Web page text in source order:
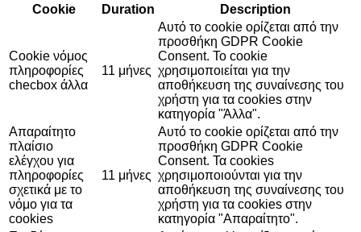
Cookie
Duration Description
Cookie νόμος
πληροφορίες
checbox άλλα
11 μήνες
Αυτό το cookie ορίζεται από την
προσθήκη GDPR Cookie
Consent. Το cookie
χρησιμοποιείται για την
αποθήκευση της συναίνεσης του
χρήστη για τα cookies στην
κατηγορία "Άλλα".
Απαραίτητο
πλαίσιο
ελέγχου για
πληροφορίες
σχετικά με το
νόμο για τα
cookies
11 μήνες
Αυτό το cookie ορίζεται από την
προσθήκη GDPR Cookie
Consent. Τα cookies
χρησιμοποιούνται για την
αποθήκευση της συναίνεσης του
χρήστη για τα cookies στην
κατηγορία "Απαραίτητο".